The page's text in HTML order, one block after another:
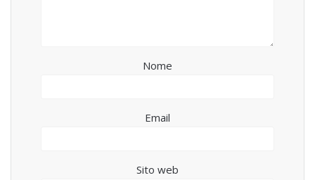
Nome
Email
Sito web